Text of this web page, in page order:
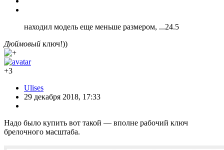
находил модель еще меньше размером, ...24.5
Дюймовый ключ!))
+3
Ulises
29 декабря 2018, 17:33
Надо было купить вот такой — вполне рабочий ключ
брелочного масштаба.